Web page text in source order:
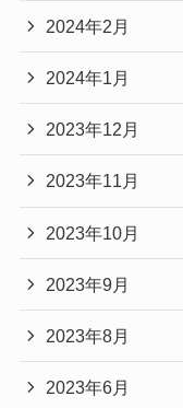
2024年2月
2024年1月
2023年12月
2023年11月
2023年10月
2023年9月
2023年8月
2023年6月